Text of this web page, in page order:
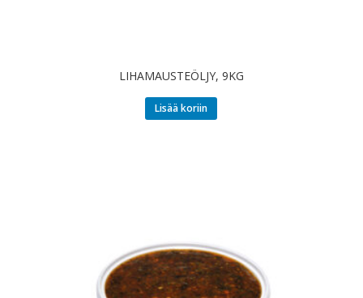
LIHAMAUSTEÖLJY, 9KG
Lisää koriin